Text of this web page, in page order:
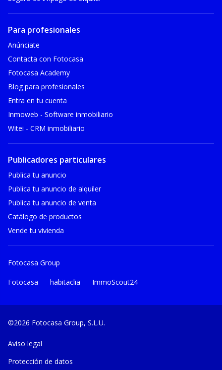
Para profesionales
Anúnciate
Contacta con Fotocasa
Fotocasa Academy
Blog para profesionales
Entra en tu cuenta
Inmoweb - Software inmobiliario
Witei - CRM inmobiliario
Publicadores particulares
Publica tu anuncio
Publica tu anuncio de alquiler
Publica tu anuncio de venta
Catálogo de productos
Vende tu vivienda
Fotocasa Group
Fotocasa habitaclia ImmoScout24
©2026 Fotocasa Group, S.L.U.
Aviso legal
Protección de datos